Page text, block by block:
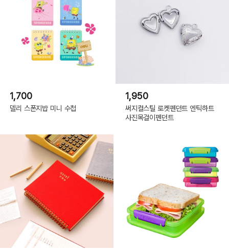
1,700
델리 스폰지밥 미니 수첩
1,950
써지컬스틸 로켓펜던트 엔틱하트
사진목걸이펜던트